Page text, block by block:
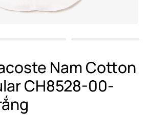
Nam Cotton
CH8528-00-